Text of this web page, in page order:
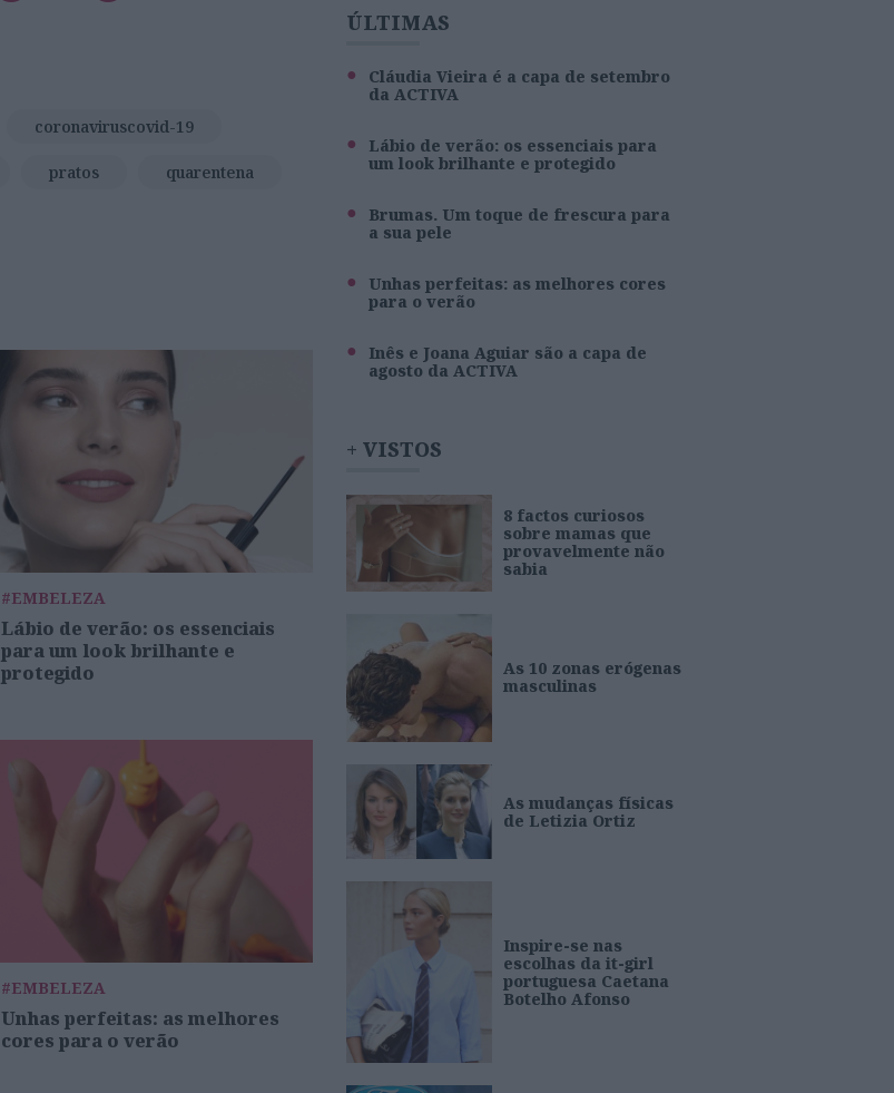
coronaviruscovid-19
pratos quarentena
#EMBELEZA
Lábio de verão: os essenciais
para um look brilhante e
protegido
#EMBELEZA
Unhas perfeitas: as melhores
cores para o verão
ÚLTIMAS
Cláudia Vieira é a capa de setembro
da ACTIVA
Lábio de verão: os essenciais para
um look brilhante e protegido
Brumas. Um toque de frescura para
a sua pele
Unhas perfeitas: as melhores cores
para o verão
Inês e Joana Aguiar são a capa de
agosto da ACTIVA
+ VISTOS
8 factos curiosos
sobre mamas que
provavelmente não
sabia
As 10 zonas erógenas
masculinas
As mudanças físicas
de Letizia Ortiz
Inspire-se nas
escolhas da it-girl
portuguesa Caetana
Botelho Afonso